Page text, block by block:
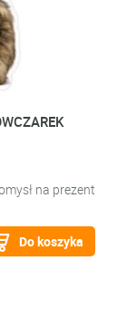
na prezent
Do koszyka